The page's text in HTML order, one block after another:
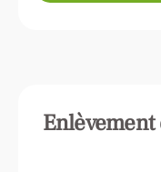
Enlèvement